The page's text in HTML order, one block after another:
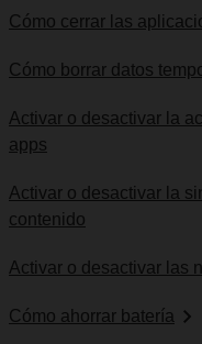
Cómo cerrar las
Cómo borrar datos
Activar o desactivar la
apps
Activar o desactivar la
contenido
Activar o desactivar las
Cómo ahorrar batería